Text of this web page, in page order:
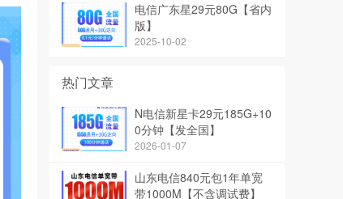
电信广东星29元80G【省内
版】
2025-10-02
热门文章
N电信新星卡29元185G+10
0分钟【发全国】
2026-01-07
山东电信840元包1年单宽
带1000M【不含调试费】